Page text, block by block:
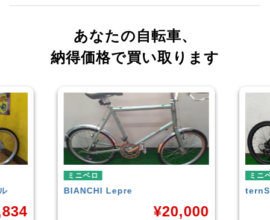
あなたの自転車、
納得価格で買い取ります
ミニベロ
ternSURGE 2021年モデル
¥33,249
ミニ